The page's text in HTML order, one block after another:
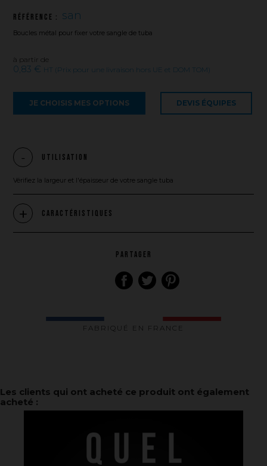
Référence : san
Boucles métal pour fixer votre sangle de tuba
à partir de
0,83 € HT (Prix pour une livraison hors UE et DOM TOM)
JE CHOISIS MES OPTIONS DEVIS ÉQUIPES
Utilisation
Vérifiez la largeur et l'épaisseur de votre sangle tuba
Caractéristiques
PARTAGER
FABRIQUÉ EN FRANCE
Les clients qui ont acheté ce produit ont également
acheté :